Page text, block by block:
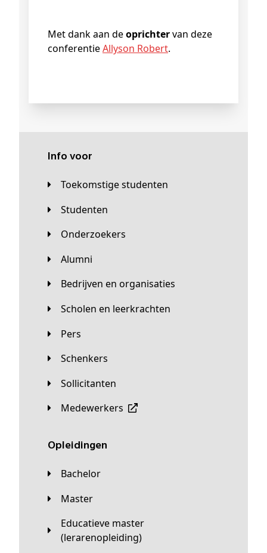
Met dank aan deoprichtervan deze
conferentieAllyson Robert.
Info voor
Toekomstige studenten
Studenten
Onderzoekers
Alumni
Bedrijven en organisaties
Scholen en leerkrachten
Pers
Schenkers
Sollicitanten
Medewerkers
Opleidingen
Bachelor
Master
Educatieve master
(lerarenopleiding)